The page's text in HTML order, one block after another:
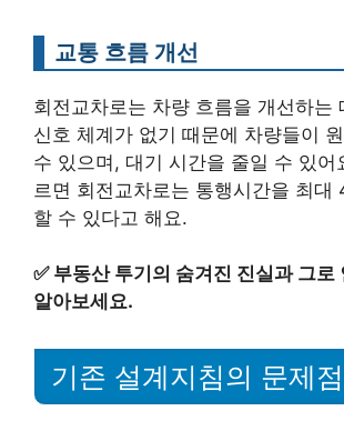
교통 흐름 개선
회전교차로는 차량 흐름을 개선하는
신호 체계가 없기 때문에 차량들이
수 있으며, 대기 시간을 줄일 수 있어
르면 회전교차로는 통행시간을 최대
할 수 있다고 해요.
✅ 부동산 투기의 숨겨진 진실과 그로
알아보세요.
기존 설계지침의 문제점